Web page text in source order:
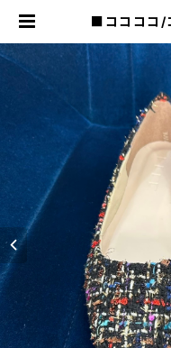
■ココココ/